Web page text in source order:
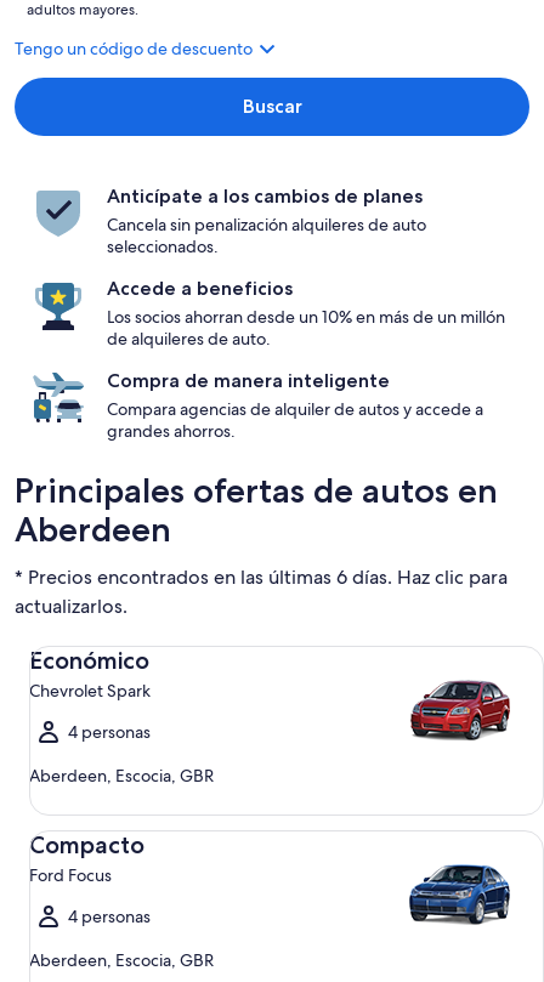
adultos mayores.
Tengo un código de descuento
Buscar
Anticípate a los cambios de planes
Cancela sin penalización alquileres de auto
seleccionados.
Accede a beneficios
Los socios ahorran desde un 10% en más de un millón
de alquileres de auto.
Compra de manera inteligente
Compara agencias de alquiler de autos y accede a
grandes ahorros.
Principales ofertas de autos en
Aberdeen
* Precios encontrados en las últimas 6 días. Haz clic para
actualizarlos.
Económico
Chevrolet Spark
4 personas
Aberdeen, Escocia, GBR
Económico Chevrolet Spark
Compacto
Ford Focus
4 personas
Aberdeen, Escocia, GBR
Compacto Ford Focus